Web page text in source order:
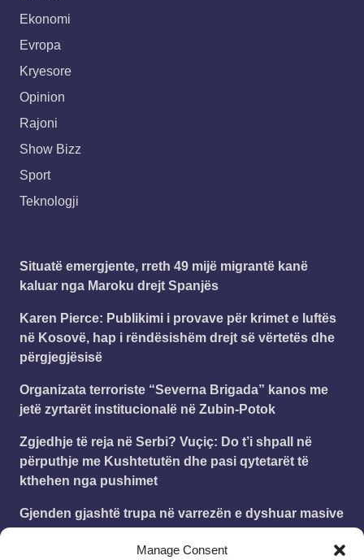
Manage Consent
Ekonomi
Evropa
Kryesore
Opinion
Rajoni
Show Bizz
Sport
Teknologji
Situatë emergjente, rreth 49 mijë migrantë kanë
kaluar nga Maroku drejt Spanjës
Karen Pierce: Publikimi i provave për krimet e luftës
në Kosovë, hap i rëndësishëm drejt së vërtetës dhe
përgjegjësisë
Organizata terroriste “Severna Brigada” kanos me
jetë zyrtarët institucionalë në Zubin-Potok
Zgjedhje të reja në Serbi? Vuçiç: Do t’i shpall në
përputhje me Kushtetutën dhe pasi qytetarët të
kthehen nga pushimet
Gjenden gjashtë trupa në varrezën e dyshuar masive